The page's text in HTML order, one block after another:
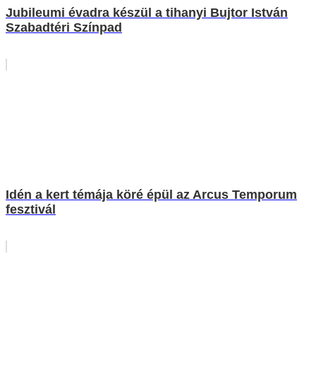
Jubileumi évadra készül a tihanyi Bujtor István
Szabadtéri Színpad
Idén a kert témája köré épül az Arcus Temporum
fesztivál